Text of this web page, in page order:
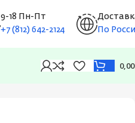
9-18 Пн-Пт
+7 (812) 642-2124
По